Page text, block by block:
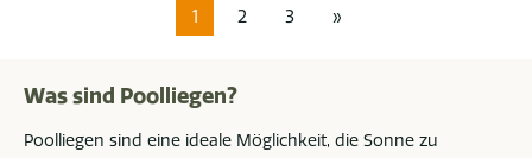
1 2 3 »
Was sind Poolliegen?
Poolliegen sind eine ideale Möglichkeit, die Sonne zu